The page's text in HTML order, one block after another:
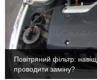
Повітряний фільтр:
проводити заміну?